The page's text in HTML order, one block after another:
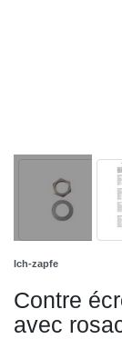
Ich-zapfe
Contre
avec